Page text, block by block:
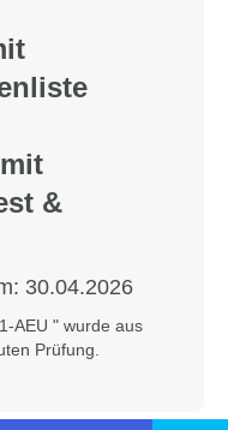
&
30.04.2026
AEU " wurde aus
Prüfung.